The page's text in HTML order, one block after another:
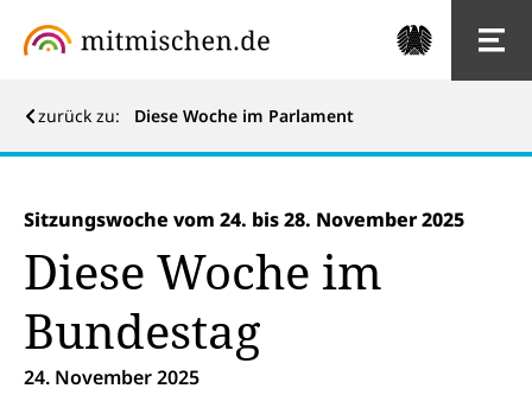
zurück zu: Diese Woche im Parlament
Sitzungswoche vom 24. bis 28. November 2025
Diese Woche im
Bundestag
24. November 2025